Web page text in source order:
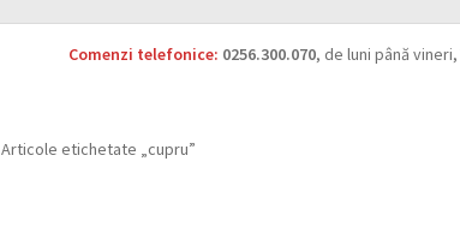
Comenzi telefonice: 0256.300.070, de luni până
Articole etichetate „cupru”